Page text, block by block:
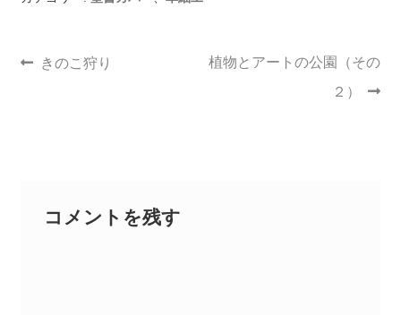
きのこ狩り
植物とアートの公園（その
２）
コメントを残す